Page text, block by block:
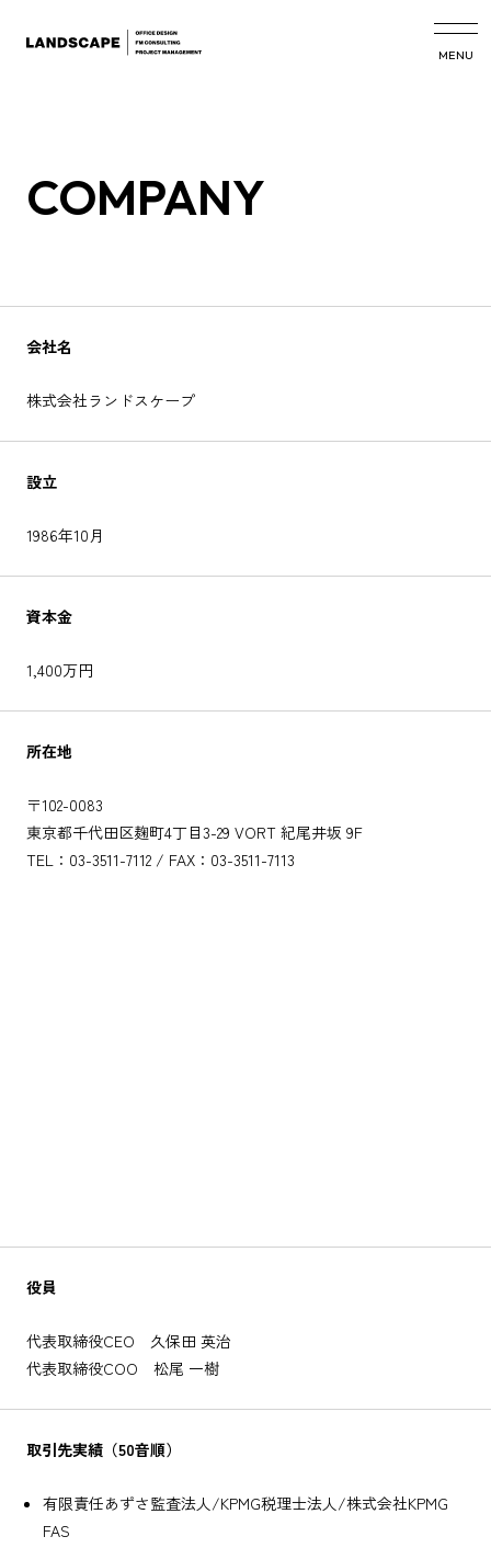
MENU
COMPANY
会社名
株式会社ランドスケープ
設立
1986年10月
資本金
1,400万円
所在地
〒102-0083
東京都千代田区麹町4丁目3-29 VORT 紀尾井坂 9F
TEL：03-3511-7112 / FAX：03-3511-7113
役員
代表取締役CEO 久保田 英治
代表取締役COO 松尾 一樹
取引先実績（50音順）
有限責任あずさ監査法人/KPMG税理士法人/株式会社KPMG
FAS